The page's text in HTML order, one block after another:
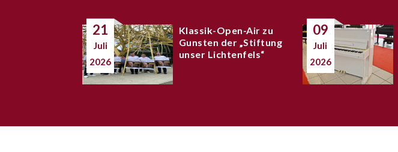
21
Juli
2026
Klassik-Open-Air zu
Gunsten der „Stiftung
unser Lichtenfels“
09
Juli
2026